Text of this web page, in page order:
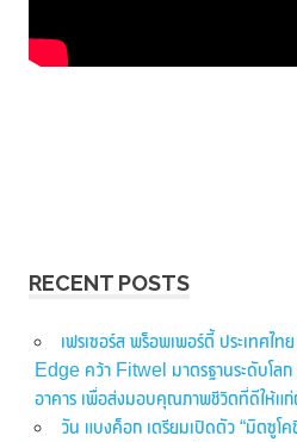
RECENT POSTS
เฟรเซอร์ส พร็อพเพอร์ตี้ ประเทศไ
Edge คว้า Fitwel มาตรฐานระดับโลก
อาคาร เพื่อส่งมอบคุณภาพชีวิตที่ดีให้แก่ผู้
วัน แบงค็อก เตรียมเปิดตัว “มิตซูโ